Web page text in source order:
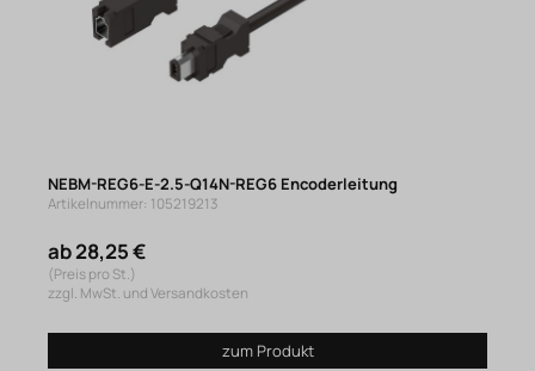
NEBM-REG6-E-2.5-Q14N-REG6 Encoderleitung
Artikelnummer: 105219213
ab 28,25 €
(Preis pro St.)
zzgl. MwSt. und Versandkosten
zum Produkt